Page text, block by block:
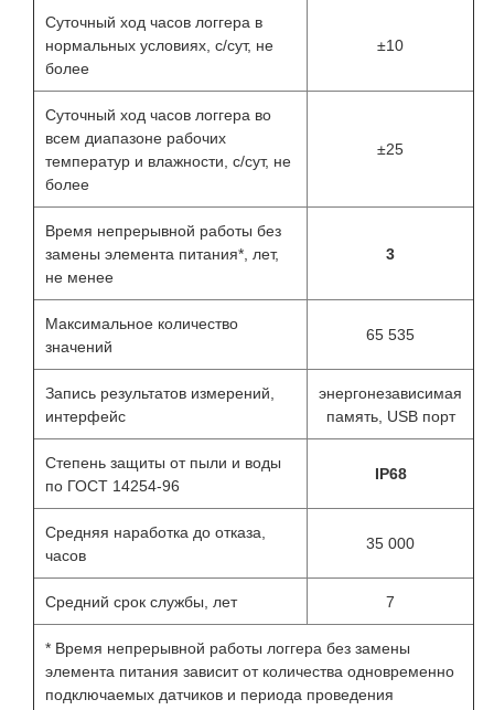
Суточный ход часов логгера в
нормальных условиях, с/сут, не
более
±10
Суточный ход часов логгера во
всем диапазоне рабочих
температур и влажности, с/сут, не
более
±25
Время непрерывной работы без
замены элемента питания*, лет,
не менее
3
Максимальное количество
значений
65 535
Запись результатов измерений,
интерфейс
энергонезависимая
память, USB порт
Степень защиты от пыли и воды
по ГОСТ 14254-96
IР68
Средняя наработка до отказа,
часов
35 000
Средний срок службы, лет 7
* Время непрерывной работы логгера без замены
элемента питания зависит от количества одновременно
подключаемых датчиков и периода проведения